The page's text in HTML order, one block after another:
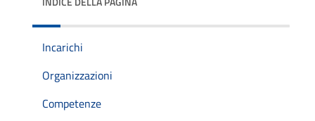
Incarichi
Organizzazioni
Competenze